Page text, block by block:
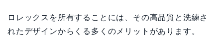
ロレックスを所有することには、その高品質と洗練さ
れたデザインからくる多くのメリットがあります。